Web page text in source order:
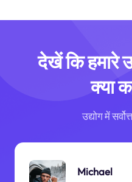
देखें कि हमारे
क्या
उद्योग में
Michael